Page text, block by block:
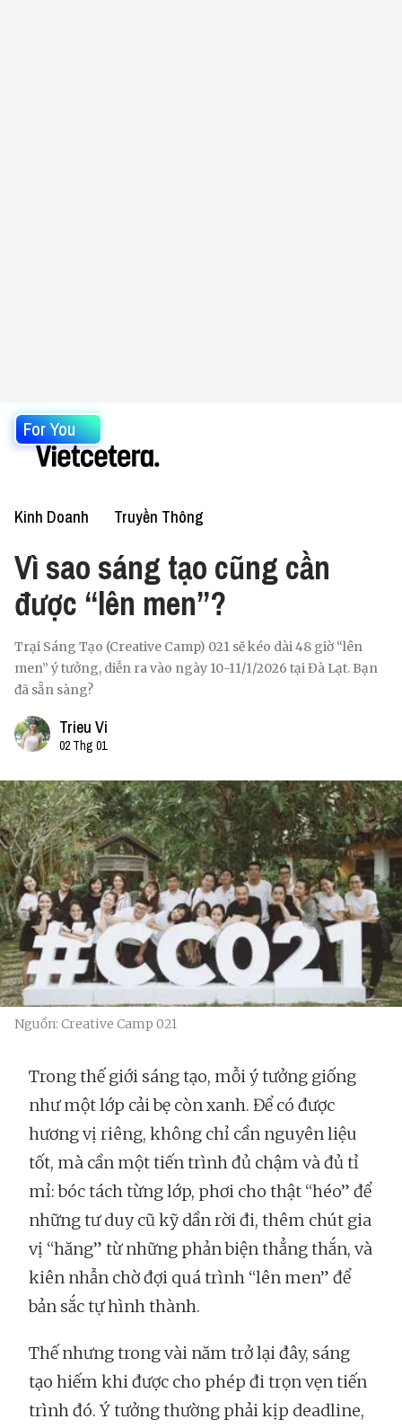
For You
Kinh Doanh Truyền Thông
Vì sao sáng tạo cũng cần
được “lên men”?
Trại Sáng Tạo (Creative Camp) 021 sẽ kéo dài 48 giờ “lên
men” ý tưởng, diễn ra vào ngày 10-11/1/2026 tại Đà Lạt. Bạn
đã sẵn sàng?
Trieu Vi
02 Thg 01
Nguồn: Creative Camp 021
Trong thế giới sáng tạo, mỗi ý tưởng giống
như một lớp cải bẹ còn xanh. Để có được
hương vị riêng, không chỉ cần nguyên liệu
tốt, mà cần một tiến trình đủ chậm và đủ tỉ
mỉ: bóc tách từng lớp, phơi cho thật “héo” để
những tư duy cũ kỹ dần rời đi, thêm chút gia
vị “hăng” từ những phản biện thẳng thắn, và
kiên nhẫn chờ đợi quá trình “lên men” để
bản sắc tự hình thành.
Thế nhưng trong vài năm trở lại đây, sáng
tạo hiếm khi được cho phép đi trọn vẹn tiến
trình đó. Ý tưởng thường phải kịp deadline,